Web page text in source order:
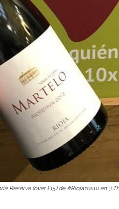
Reserva (over £15) de #Rioja10x10 en